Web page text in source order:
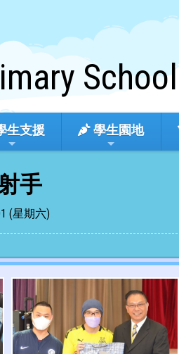
School
生支援 學生園地
手
(星期六)